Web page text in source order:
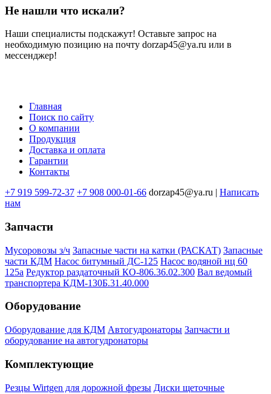
Не нашли что искали?
Наши специалисты подскажут! Оставьте запрос на
необходимую позицию на почту dorzap45@ya.ru или в
мессенджер!
Меню
подвале
Главная
Поиск по сайту
О компании
Продукция
Доставка и оплата
Гарантии
Контакты
+7 919 599-72-37 +7 908 000-01-66 dorzap45@ya.ru | Написать
нам
Запчасти
Мусоровозы з/ч Запасные части на катки (РАСКАТ) Запасные
части КДМ Насос битумный ДС-125 Насос водяной нц 60
125а Редуктор раздаточный КО-806.36.02.300 Вал ведомый
транспортера КДМ-130Б.31.40.000
Оборудование
Оборудование для КДМ Автогудронаторы Запчасти и
оборудование на автогудронаторы
Комплектующие
Резцы Wirtgen для дорожной фрезы Диски щеточные